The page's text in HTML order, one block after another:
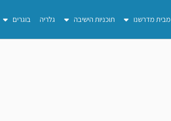
מבית מדרשנו תוכניות הישיבה גלריה בוגרים